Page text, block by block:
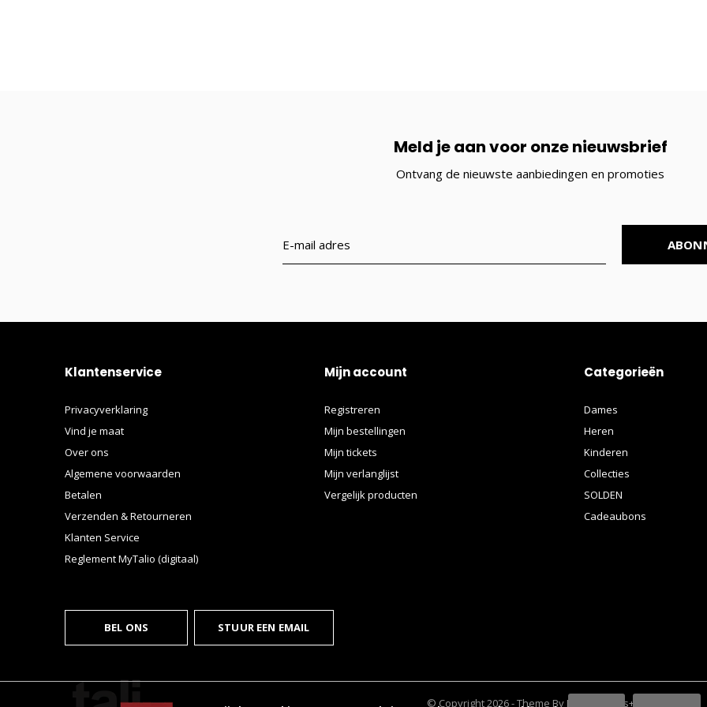
Meld je aan voor onze nieuwsbrief
Ontvang de nieuwste aanbiedingen en promoties
Klantenservice
Privacyverklaring
Vind je maat
Over ons
Algemene voorwaarden
Betalen
Verzenden & Retourneren
Klanten Service
Reglement MyTalio (digitaal)
Mijn account
Registreren
Mijn bestellingen
Mijn tickets
Mijn verlanglijst
Vergelijk producten
Categorieën
Dames
Heren
Kinderen
Collecties
SOLDEN
Cadeaubons
BEL ONS STUUR EEN EMAIL
© Copyright2026- Theme By DMWS Plus+